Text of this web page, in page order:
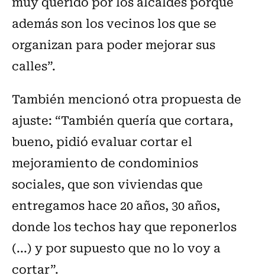
además son los vecinos los que se
organizan para poder mejorar sus
calles”.
También mencionó otra propuesta de
ajuste: “También quería que cortara,
bueno, pidió evaluar cortar el
mejoramiento de condominios
sociales, que son viviendas que
entregamos hace 20 años, 30 años,
donde los techos hay que reponerlos
(...) y por supuesto que no lo voy a
cortar”.